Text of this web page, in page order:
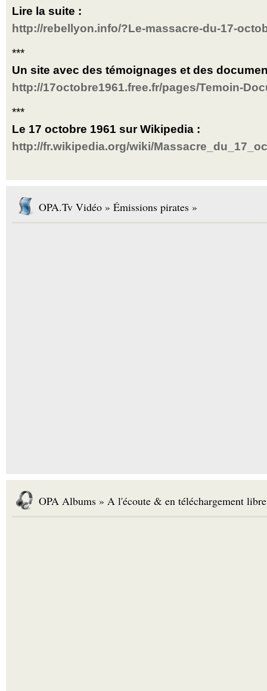
Lire la suite :
http://rebellyon.info/?Le-massacre-du-17-
***
Un site avec des témoignages et des
http://17octobre1961.free.fr/pages/Temoin-
***
Le 17 octobre 1961 sur Wikipedia :
http://fr.wikipedia.org/wiki/
OPA.Tv Vidéo » Émissions pirates »
OPA Albums » A l'écoute & en téléchargement